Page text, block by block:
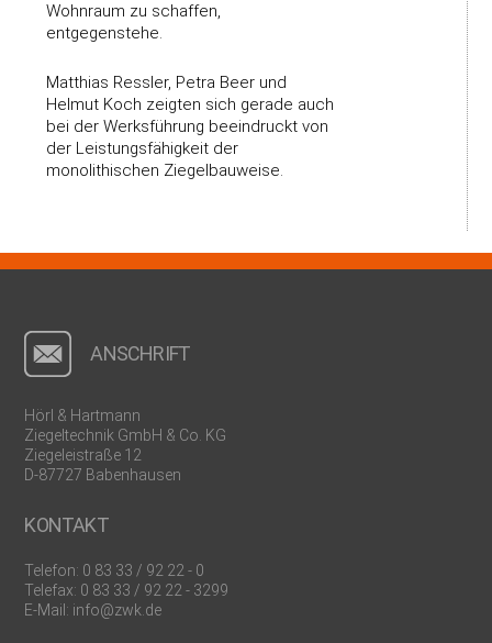
Wohnraum zu schaffen,
entgegenstehe.
Matthias Ressler, Petra Beer und
Helmut Koch zeigten sich gerade auch
bei der Werksführung beeindruckt von
der Leistungsfähigkeit der
monolithischen Ziegelbauweise.
ANSCHRIFT
Hörl & Hartmann
Ziegeltechnik GmbH & Co. KG
Ziegeleistraße 12
D-87727 Babenhausen
KONTAKT
Telefon: 0 83 33 / 92 22 - 0
Telefax: 0 83 33 / 92 22 - 3299
E-Mail: info@zwk.de